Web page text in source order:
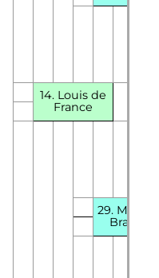
14. Louis de
France
29. Marie
Brabant